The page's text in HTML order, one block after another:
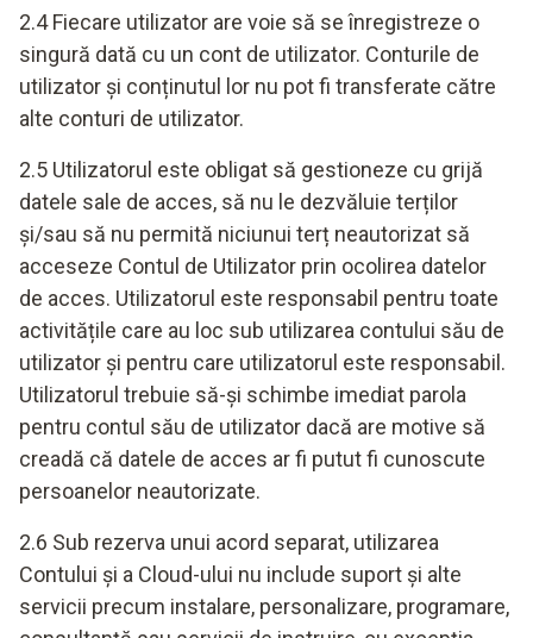
2.4 Fiecare utilizator are voie să se înregistreze o
singură dată cu un cont de utilizator. Conturile de
utilizator și conținutul lor nu pot fi transferate către
alte conturi de utilizator.
2.5 Utilizatorul este obligat să gestioneze cu grijă
datele sale de acces, să nu le dezvăluie terților
și/sau să nu permită niciunui terț neautorizat să
acceseze Contul de Utilizator prin ocolirea datelor
de acces. Utilizatorul este responsabil pentru toate
activitățile care au loc sub utilizarea contului său de
utilizator și pentru care utilizatorul este responsabil.
Utilizatorul trebuie să-și schimbe imediat parola
pentru contul său de utilizator dacă are motive să
creadă că datele de acces ar fi putut fi cunoscute
persoanelor neautorizate.
2.6 Sub rezerva unui acord separat, utilizarea
Contului și a Cloud-ului nu include suport și alte
servicii precum instalare, personalizare, programare,